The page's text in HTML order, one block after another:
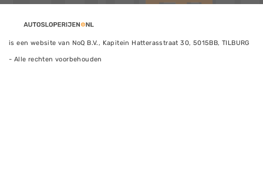
is een website van NoQ B.V., Kapitein Hatterasstraat 30, 5015BB, TILBURG
- Alle rechten voorbehouden